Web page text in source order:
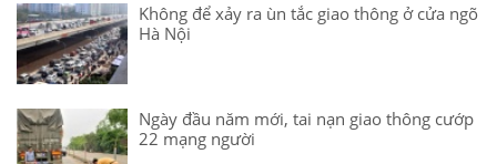
Không để xảy ra ùn tắc giao thông ở cửa ngõ
Hà Nội
Ngày đầu năm mới, tai nạn giao thông cướp
22 mạng người